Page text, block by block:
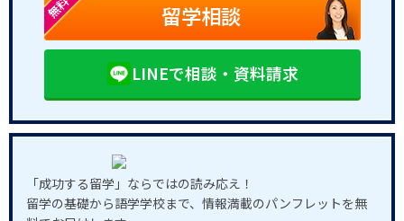
無料 留学相談
LINEで相談・資料請求
「成功する留学」ならではの読み応え！
留学の基礎から語学学校まで、情報満載のパンフレットを無